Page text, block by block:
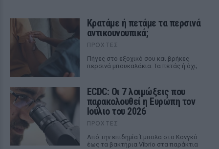
Κρατάμε ή πετάμε τα περσινά
αντικουνουπικά;
ΠΡΟΧΤΈΣ
Πήγες στο εξοχικό σου και βρήκες
περσινά μπουκαλάκια. Τα πετάς ή όχι;
ECDC: Οι 7 λοιμώξεις που
παρακολουθεί η Ευρώπη τον
Ιούλιο του 2026
ΠΡΟΧΤΈΣ
Από την επιδημία Έμπολα στο Κονγκό
έως τα βακτήρια Vibrio στα παράκτια